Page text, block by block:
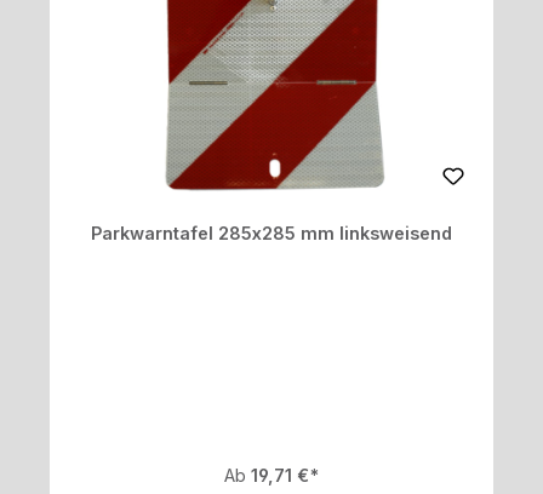
Parkwarntafel 285x285 mm linksweisend
Regulärer Preis:
Ab 19,71 €